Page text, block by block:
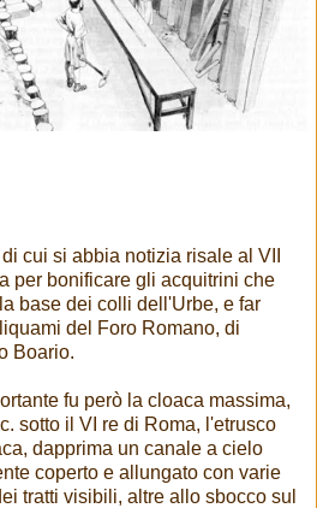
cui si abbia notizia risale al VII
per bonificare gli acquitrini che
base dei colli dell'Urbe, e far
del Foro Romano, di
Boario.
fu però la cloaca massima,
sotto il VI re di Roma, l'etrusco
dapprima un canale a cielo
coperto e allungato con varie
tratti visibili, altre allo sbocco sul